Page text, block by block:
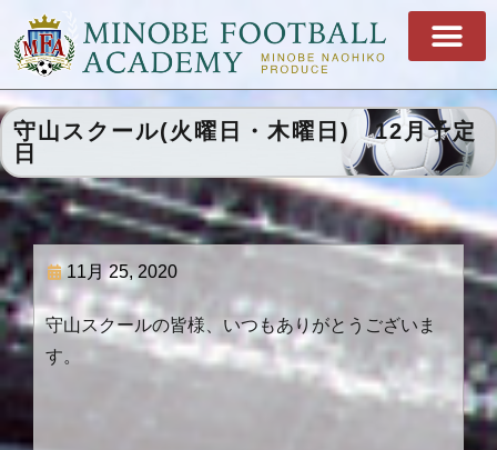
守山スクール(火曜日・木曜日) 12月予定
日
11月 25, 2020
守山スクールの皆様、いつもありがとうございま
す。